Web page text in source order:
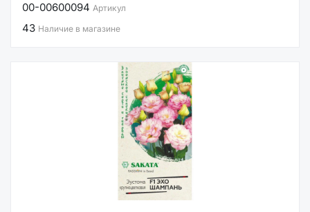
00-00600094 Артикул
43 Наличие в магазине